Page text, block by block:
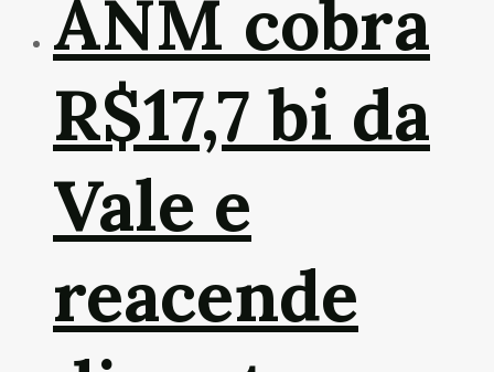
ANM cobra
R$17,7 bi da
Vale e
reacende